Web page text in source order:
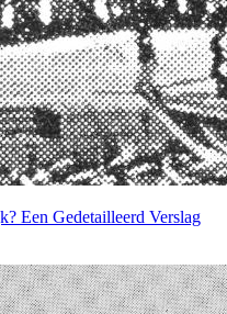
Een Gedetailleerd Verslag